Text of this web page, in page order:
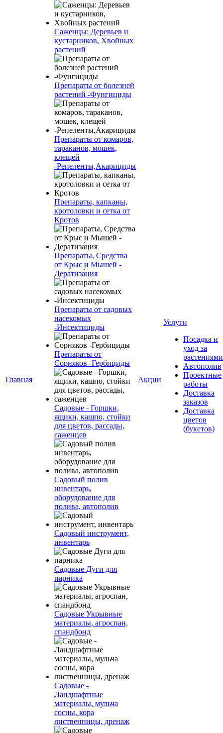
Главная
Саженцы: Деревьев и
кустарников, Хвойных
растений
Препараты от болезней
растений -Фунгициды
Препараты от комаров,
тараканов, мошек,
клещей
-Репеленты,Акарициды
Препараты, капканы,
кротоловки и сетка от
Кротов
Препараты, Средства
от Крыс и Мышей -
Дератиза́ция
Препараты от садовых
насекомых
-Инсектициды
Препараты от
Сорняков -Гербициды
Садовые - Горшки,
ящики, кашпо, стойки
для цветов, рассады,
саженцев
Садовый полив
инвентарь,
оборудование для
полива, автополив
Садовый инструмент,
инвентарь
Садовые Дуги для
парника
Садовые Укрывные
материалы, агроспан,
спандбонд
Садовые -
Ландшафтные
материалы, мульча
сосны, кора
лиственницы, дренаж
Акции
Услуги
Посадка и
уход за
растениями
Автополив
Проектные
работы
Доставка
заказов
Доставка
цветов
(букетов)